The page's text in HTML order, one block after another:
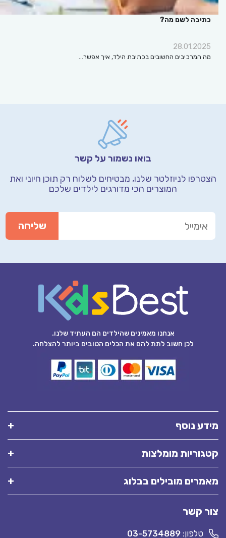
כתיבה לשם מה?
28.01.2025
מה המרכיבים החשובים בכתיבת הילד, איך אפשר…
בואו נשמור על קשר
הצטרפו לניוזלטר שלנו, מבטיחים לשלוח רק תוכן חיוני ואת
המוצרים הכי מדורגים לילדים שלכם
אנחנו מאמינים שהילדים הם העתיד שלנו.
לכן חשוב לתת להם את הכלים הטובים ביותר להצלחה.
מידע נוסף
קטגוריות מומלצות
מאמרים מובילים בבלוג
צור קשר
טלפון: 03-5734889